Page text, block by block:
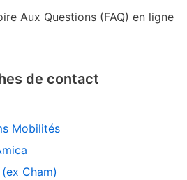
Aux Questions (FAQ) en ligne
de contact
Mobilités
Cham)